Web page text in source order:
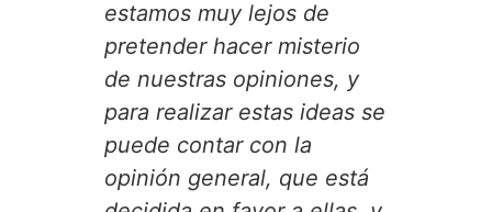
estamos muy lejos de
pretender hacer misterio
de nuestras opiniones, y
para realizar estas ideas se
puede contar con la
opinión general, que está